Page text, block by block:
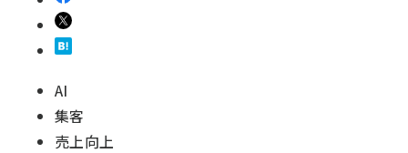
AI
集客
売上向上